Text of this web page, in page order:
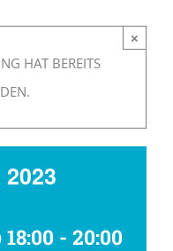
HAT BEREITS
×
- 20:00